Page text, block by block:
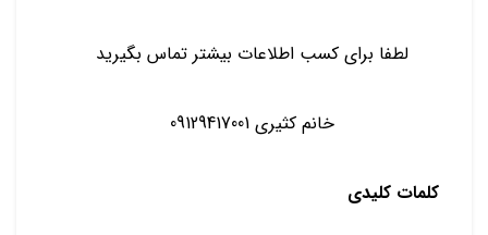
لطفا برای کسب اطلاعات بیشتر تماس بگیرید
خانم کثیری 09129417001
کلمات کلیدی